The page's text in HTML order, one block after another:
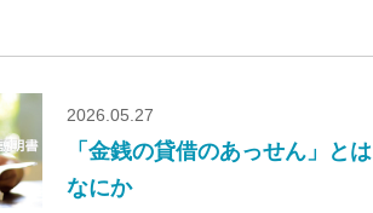
2026.05.27
「金銭の貸借のあっせん」とは
なにか